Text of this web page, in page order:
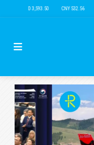
USD 3,593.50 CNY 532.56
НИЙГЭМ СОЁЛ